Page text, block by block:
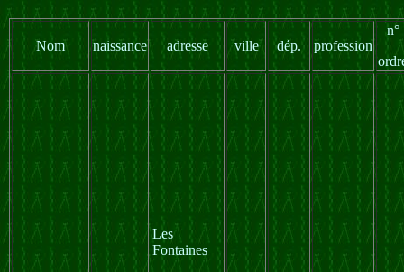
Nom naissance adresse ville dép. profession
n°
Les
Fontaines